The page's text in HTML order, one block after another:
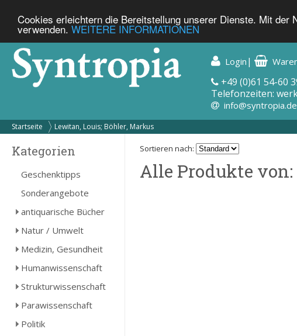
Cookies erleichtern die Bereitstellung unserer Dienste. Mit
verwenden. WEITERE INFORMATIONEN
Login |
+49 (0)61 54-60
Telefonzeiten:
info@syntropia.de
Startseite Lewitan, Louis; Böhler, Markus
Kategorien
Geschenktipps
Sonderangebote
antiquarische Bücher
Natur / Umwelt
Medizin, Gesundheit
Humanwissenschaft
Strukturwissenschaft
Parawissenschaft
Politik
Sortieren nach:
Alle Produkte